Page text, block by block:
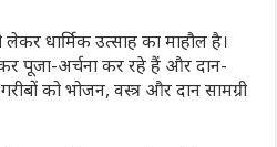
धार्मिक उत्साह का माहौल है।
पूजा-अर्चना कर रहे हैं और दान-
को भोजन, वस्त्र और दान सामग्री